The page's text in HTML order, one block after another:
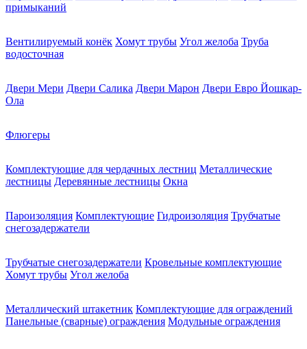
примыканий
Вентилируемый конёк Хомут трубы Угол желоба Труба
водосточная
Двери Мери Двери Салика Двери Марон Двери Евро Йошкар-
Ола
Флюгеры
Комплектующие для чердачных лестниц Металлические
лестницы Деревянные лестницы Окна
Пароизоляция Комплектующие Гидроизоляция Трубчатые
снегозадержатели
Трубчатые снегозадержатели Кровельные комплектующие
Хомут трубы Угол желоба
Металлический штакетник Комплектующие для ограждений
Панельные (сварные) ограждения Модульные ограждения